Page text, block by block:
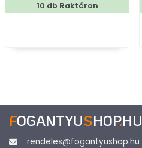
10 db Raktáron
FOGANTYUSHOP.HU
rendeles@fogantyushop.hu